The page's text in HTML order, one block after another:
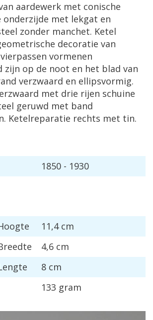
aardewerk met conische
onderzijde met lekgat en
zonder manchet. Ketel
decoratie van
vormenen
zijn op de noot en het blad van
verzwaard en ellipsvormig.
met drie rijen schuine
geruwd met band
Ketelreparatie rechts met tin.
1850 - 1930
11,4 cm
4,6 cm
8 cm
133 gram